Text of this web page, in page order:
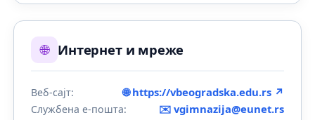
🌐 Интернет и мреже
Веб-сајт: 🌐 https://vbeogradska.edu.rs ↗
Службена е-пошта: ✉️ vgimnazija@eunet.rs